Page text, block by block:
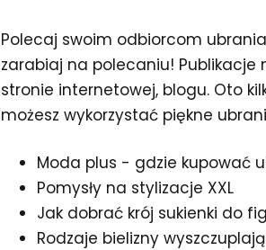
Polecaj swoim odbiorcom
zarabiaj na polecaniu!
stronie internetowej, blogu. Oto
możesz wykorzystać piękne
Moda plus - gdzie kupować
Pomysły na stylizacje XXL
Jak dobrać krój sukienki do
Rodzaje bielizny